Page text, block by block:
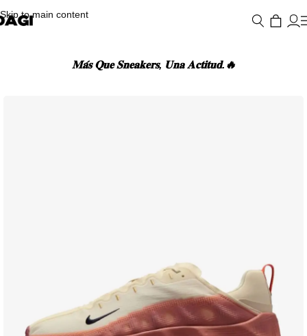
Skip to main content
𝐌𝐚́𝐬 𝐐𝐮𝐞 𝐒𝐧𝐞𝐚𝐤𝐞𝐫𝐬, 𝐔𝐧𝐚 𝐀𝐜𝐭𝐢𝐭𝐮𝐝.🔥